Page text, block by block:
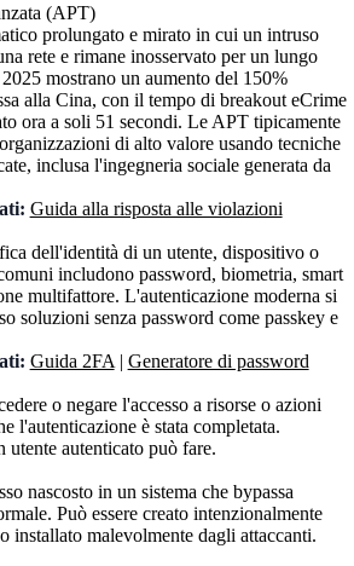
(APT)
prolungato e mirato in cui un intruso
rete e rimane inosservato per un lungo
mostrano un aumento del 150%
alla Cina, con il tempo di breakout eCrime
ora a soli 51 secondi. Le APT tipicamente
di alto valore usando tecniche
inclusa l'ingegneria sociale generata da
Guida alla risposta alle violazioni
dell'identità di un utente, dispositivo o
includono password, biometria, smart
multifattore. L'autenticazione moderna si
soluzioni senza password come passkey e
Guida 2FA | Generatore di password
o negare l'accesso a risorse o azioni
l'autenticazione è stata completata.
utente autenticato può fare.
nascosto in un sistema che bypassa
Può essere creato intenzionalmente
installato malevolmente dagli attaccanti.